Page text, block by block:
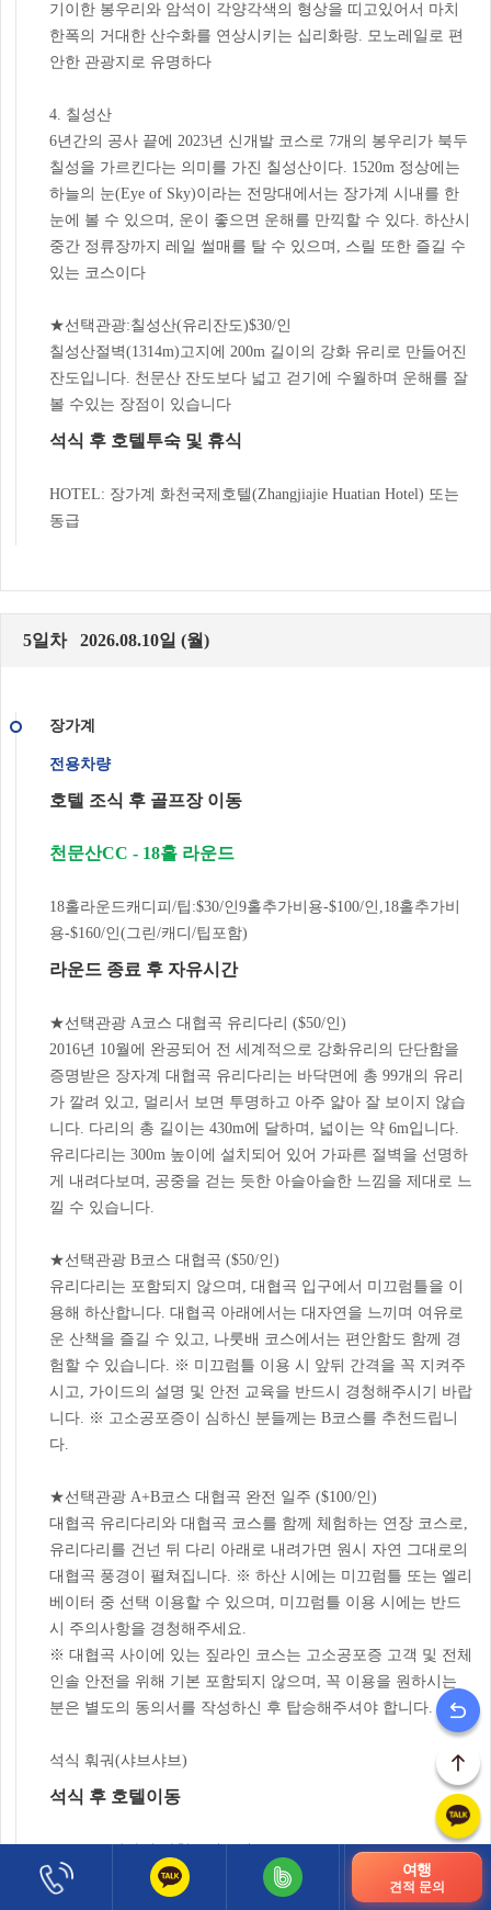
기이한 봉우리와 암석이 각양각색의 형상을 띠고있어서 마치
한폭의 거대한 산수화를 연상시키는 십리화랑. 모노레일로 편
안한 관광지로 유명하다
4. 칠성산
6년간의 공사 끝에 2023년 신개발 코스로 7개의 봉우리가 북두
칠성을 가르킨다는 의미를 가진 칠성산이다. 1520m 정상에는
하늘의 눈(Eye of Sky)이라는 전망대에서는 장가계 시내를 한
눈에 볼 수 있으며, 운이 좋으면 운해를 만끽할 수 있다. 하산시
중간 정류장까지 레일 썰매를 탈 수 있으며, 스릴 또한 즐길 수
있는 코스이다
★선택관광:칠성산(유리잔도)$30/인
칠성산절벽(1314m)고지에 200m 길이의 강화 유리로 만들어진
잔도입니다. 천문산 잔도보다 넓고 걷기에 수월하며 운해를 잘
볼 수있는 장점이 있습니다
석식 후 호텔투숙 및 휴식
HOTEL: 장가계 화천국제호텔(Zhangjiajie Huatian Hotel) 또는
동급
5일차 2026.08.10일 (월)
장가계
전용차량
호텔 조식 후 골프장 이동
천문산CC - 18홀 라운드
18홀라운드캐디피/팁:$30/인9홀추가비용-$100/인,18홀추가비
용-$160/인(그린/캐디/팁포함)
라운드 종료 후 자유시간
★선택관광 A코스 대협곡 유리다리 ($50/인)
2016년 10월에 완공되어 전 세계적으로 강화유리의 단단함을
증명받은 장자계 대협곡 유리다리는 바닥면에 총 99개의 유리
가 깔려 있고, 멀리서 보면 투명하고 아주 얇아 잘 보이지 않습
니다. 다리의 총 길이는 430m에 달하며, 넓이는 약 6m입니다.
유리다리는 300m 높이에 설치되어 있어 가파른 절벽을 선명하
게 내려다보며, 공중을 걷는 듯한 아슬아슬한 느낌을 제대로 느
낄 수 있습니다.
★선택관광 B코스 대협곡 ($50/인)
유리다리는 포함되지 않으며, 대협곡 입구에서 미끄럼틀을 이
용해 하산합니다. 대협곡 아래에서는 대자연을 느끼며 여유로
운 산책을 즐길 수 있고, 나룻배 코스에서는 편안함도 함께 경
험할 수 있습니다. ※ 미끄럼틀 이용 시 앞뒤 간격을 꼭 지켜주
시고, 가이드의 설명 및 안전 교육을 반드시 경청해주시기 바랍
니다. ※ 고소공포증이 심하신 분들께는 B코스를 추천드립니
다.
★선택관광 A+B코스 대협곡 완전 일주 ($100/인)
대협곡 유리다리와 대협곡 코스를 함께 체험하는 연장 코스로,
유리다리를 건넌 뒤 다리 아래로 내려가면 원시 자연 그대로의
대협곡 풍경이 펼쳐집니다. ※ 하산 시에는 미끄럼틀 또는 엘리
베이터 중 선택 이용할 수 있으며, 미끄럼틀 이용 시에는 반드
시 주의사항을 경청해주세요.
※ 대협곡 사이에 있는 짚라인 코스는 고소공포증 고객 및 전체
인솔 안전을 위해 기본 포함되지 않으며, 꼭 이용을 원하시는
분은 별도의 동의서를 작성하신 후 탑승해주셔야 합니다.
석식 훠궈(샤브샤브)
석식 후 호텔이동
HOTEL: 장가계 화천국제호텔(Zhangjiajie Huatian Hotel) 또는
동급
여행
견적 문의